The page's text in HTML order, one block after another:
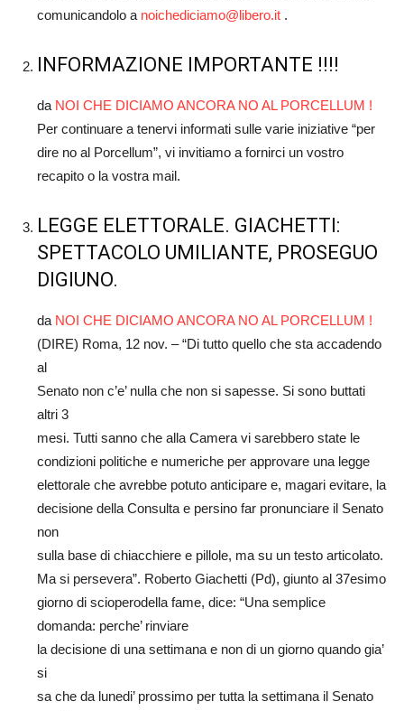
comunicandolo a noichediciamo@libero.it .
INFORMAZIONE IMPORTANTE !!!!
da NOI CHE DICIAMO ANCORA NO AL PORCELLUM !
Per continuare a tenervi informati sulle varie iniziative “per
dire no al Porcellum”, vi invitiamo a fornirci un vostro
recapito o la vostra mail.
LEGGE ELETTORALE. GIACHETTI:
SPETTACOLO UMILIANTE, PROSEGUO
DIGIUNO.
da NOI CHE DICIAMO ANCORA NO AL PORCELLUM !
(DIRE) Roma, 12 nov. – “Di tutto quello che sta accadendo
al
Senato non c’e’ nulla che non si sapesse. Si sono buttati
altri 3
mesi. Tutti sanno che alla Camera vi sarebbero state le
condizioni politiche e numeriche per approvare una legge
elettorale che avrebbe potuto anticipare e, magari evitare, la
decisione della Consulta e persino far pronunciare il Senato
non
sulla base di chiacchiere e pillole, ma su un testo articolato.
Ma si persevera”. Roberto Giachetti (Pd), giunto al 37esimo
giorno di scioperodella fame, dice: “Una semplice
domanda: perche’ rinviare
la decisione di una settimana e non di un giorno quando gia’
si
sa che da lunedi’ prossimo per tutta la settimana il Senato